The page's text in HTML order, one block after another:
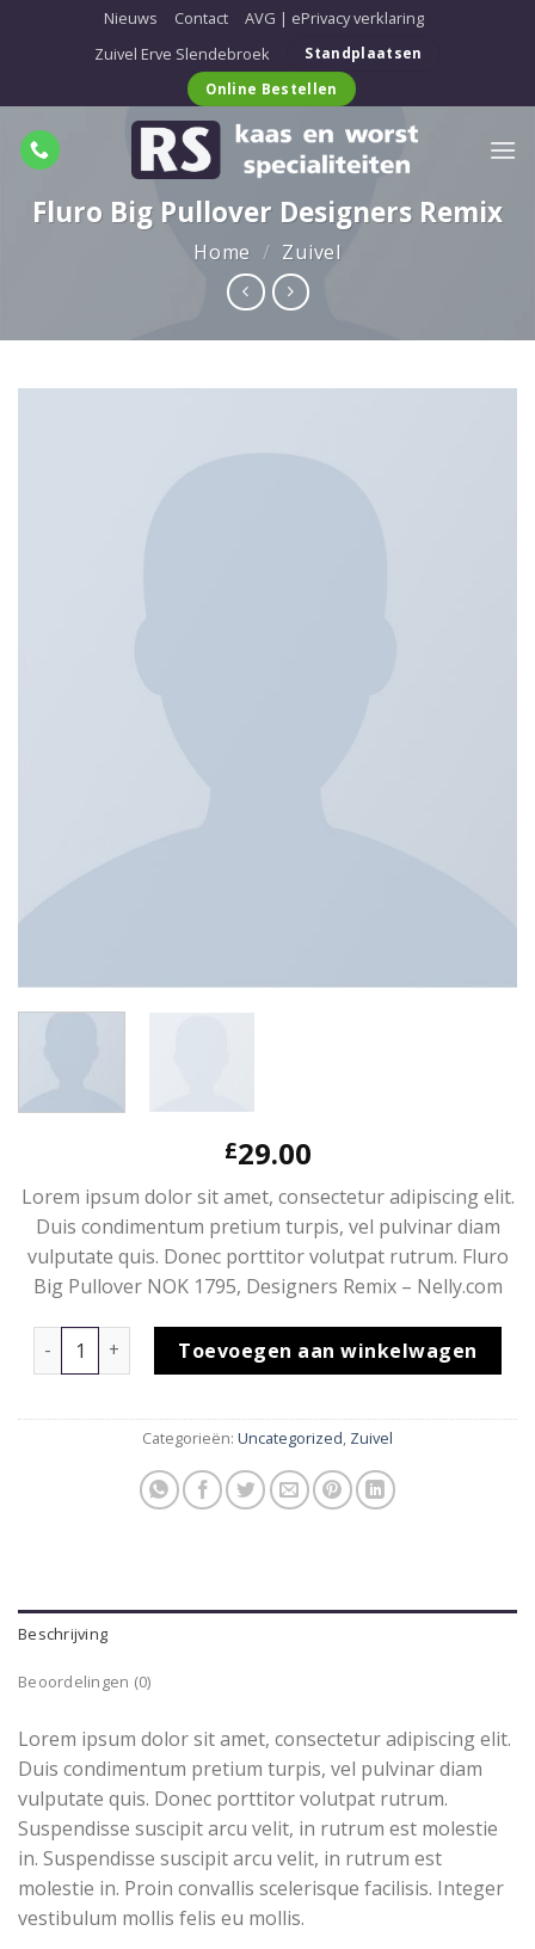
Nieuws Contact
AVG | ePrivacy verklaring
Zuivel Erve Slendebroek
Standplaatsen
Online Bestellen
Fluro Big Pullover Designers Remix
Home / Zuivel
£29.00
Lorem ipsum dolor sit amet, consectetur adipiscing elit.
Duis condimentum pretium turpis, vel pulvinar diam
vulputate quis. Donec porttitor volutpat rutrum. Fluro
Big Pullover NOK 1795, Designers Remix – Nelly.com
Fluro Big Pullover Designers Remix aantal
Toevoegen aan winkelwagen
Categorieën: Uncategorized, Zuivel
Beschrijving
Beoordelingen (0)
Lorem ipsum dolor sit amet, consectetur adipiscing elit.
Duis condimentum pretium turpis, vel pulvinar diam
vulputate quis. Donec porttitor volutpat rutrum.
Suspendisse suscipit arcu velit, in rutrum est molestie
in. Suspendisse suscipit arcu velit, in rutrum est
molestie in. Proin convallis scelerisque facilisis. Integer
vestibulum mollis felis eu mollis.